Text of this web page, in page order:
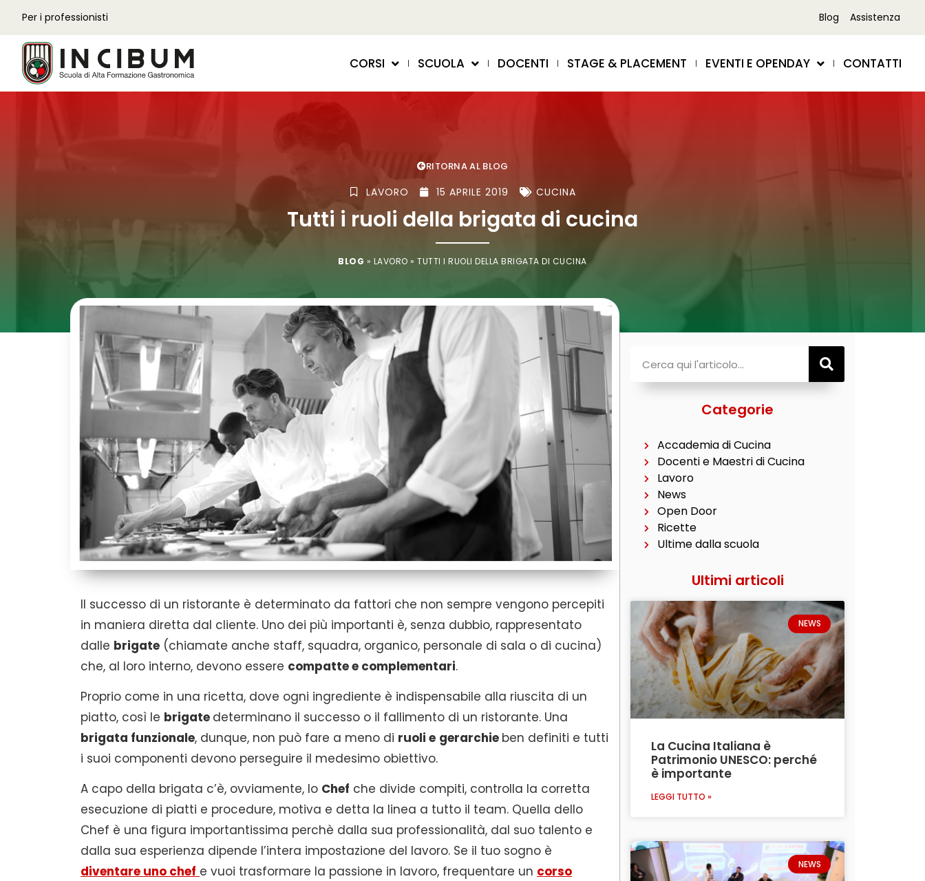
Per i professionisti Blog Assistenza
CORSI SCUOLA DOCENTI STAGE & PLACEMENT EVENTI E OPENDAY CONTATTI
RITORNA AL BLOG
LAVORO 15 APRILE 2019 CUCINA
Tutti i ruoli della brigata di cucina
BLOG » LAVORO »TUTTI I RUOLI DELLA BRIGATA DI CUCINA
Il successo di un ristorante è determinato da fattori che non sempre vengono percepiti
in maniera diretta dal cliente. Uno dei più importanti è, senza dubbio, rappresentato
dalle brigate (chiamate anche staff, squadra, organico, personale di sala o di cucina)
che, al loro interno, devono essere compatte e complementari.
Proprio come in una ricetta, dove ogni ingrediente è indispensabile alla riuscita di un
piatto, così le brigate determinano il successo o il fallimento di un ristorante. Una
brigata funzionale, dunque, non può fare a meno di ruoli e gerarchie ben definiti e tutti
i suoi componenti devono perseguire il medesimo obiettivo.
A capo della brigata c’è, ovviamente, lo Chef che divide compiti, controlla la corretta
esecuzione di piatti e procedure, motiva e detta la linea a tutto il team. Quella dello
Chef è una figura importantissima perchè dalla sua professionalità, dal suo talento e
dalla sua esperienza dipende l’intera impostazione del lavoro. Se il tuo sogno è
diventare uno chef e vuoi trasformare la passione in lavoro, frequentare un corso
Categorie
Accademia di Cucina
Docenti e Maestri di Cucina
Lavoro
News
Open Door
Ricette
Ultime dalla scuola
Ultimi articoli
NEWS
La Cucina Italiana è
Patrimonio UNESCO: perché
è importante
LEGGI TUTTO »
NEWS